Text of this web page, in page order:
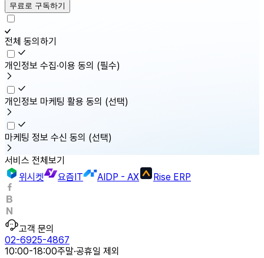
무료로 구독하기
전체 동의하기
개인정보 수집·이용 동의 (필수)
개인정보 마케팅 활용 동의 (선택)
마케팅 정보 수신 동의 (선택)
서비스 전체보기
위시켓
요즘IT AIDP - AX Rise ERP
고객 문의
02-6925-4867
10:00-18:00주말·공휴일 제외